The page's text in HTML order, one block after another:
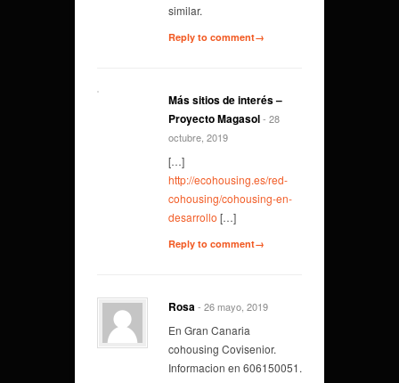
similar.
Reply to comment→
Más sitios de interés –
Proyecto Magasol- 28
octubre, 2019
[…]
http://ecohousing.es/red-
cohousing/cohousing-en-
desarrollo […]
Reply to comment→
Rosa- 26 mayo, 2019
En Gran Canaria
cohousing Covisenior.
Informacion en 606150051.